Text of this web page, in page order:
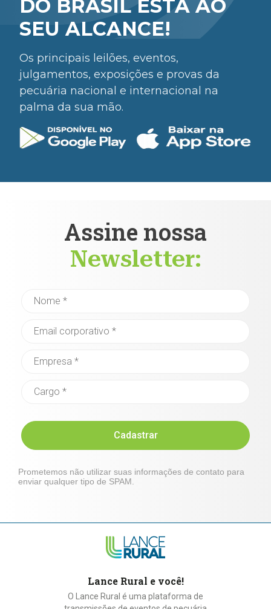
DO BRASIL ESTÁ AO
SEU ALCANCE!
Os principais leilões, eventos,
julgamentos, exposições e provas da
pecuária nacional e internacional na
palma da sua mão.
Assine nossa
Newsletter:
Cadastrar
Prometemos não utilizar suas informações de contato para
enviar qualquer tipo de SPAM.
Lance Rural e você!
O Lance Rural é uma plataforma de